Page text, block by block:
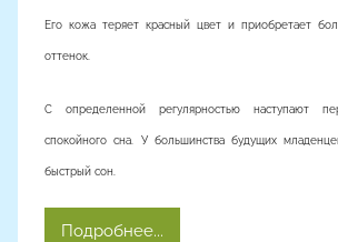
Его кожа теряет красный цвет и приобретает
оттенок.
С определенной регулярностью наступают
спокойного сна. У большинства будущих
быстрый сон.
Подробнее...